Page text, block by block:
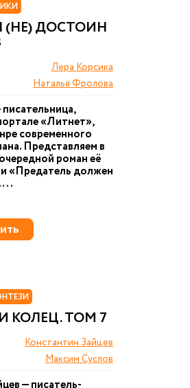
(НЕ) ДОСТОИН
Лера Корсика
Наталья Фролова
«Литнет»,
современного
Представляем в
роман её
«Предатель должен
...
КОЛЕЦ. ТОМ 7
Константин Зайцев
Максим Суслов